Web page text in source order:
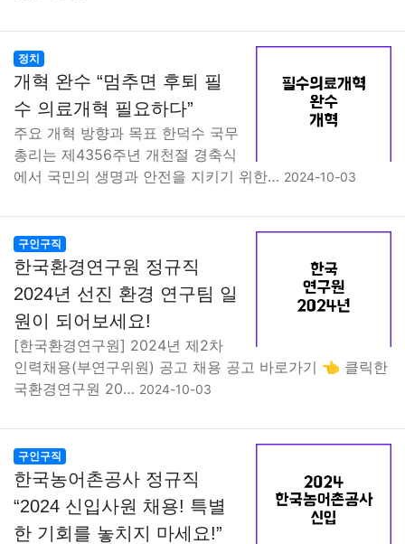
정치
개혁 완수 “멈추면 후퇴 필
수 의료개혁 필요하다”
주요 개혁 방향과 목표 한덕수 국무
총리는 제4356주년 개천절 경축식
에서 국민의 생명과 안전을 지키기 위한… 2024-10-03
구인구직
한국환경연구원 정규직
2024년 선진 환경 연구팀 일
원이 되어보세요!
[한국환경연구원] 2024년 제2차
인력채용(부연구위원) 공고 채용 공고 바로가기 👈 클릭한
국환경연구원 20… 2024-10-03
구인구직
한국농어촌공사 정규직
“2024 신입사원 채용! 특별
한 기회를 놓치지 마세요!”